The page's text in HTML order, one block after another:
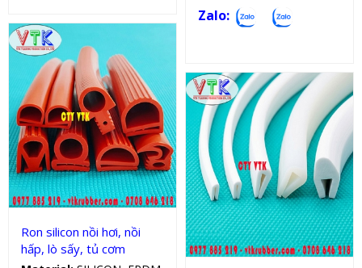
Zalo:
Gioăng silicon
Ron silicon nồi hơi, nồi
hấp, lò sấy, tủ cơm
Gioăng chịu lực, nhiệt, dầu